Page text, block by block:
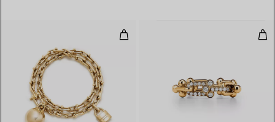
Kleines Wickelarmband in